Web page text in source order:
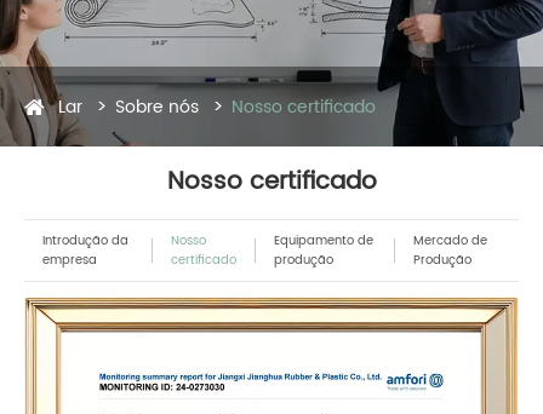
Lar Sobre nós Nosso certificado
Nosso certificado
Introdução da
empresa
Nosso
certificado
Equipamento de
produção
Mercado de
Produção